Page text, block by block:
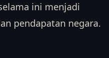
ini menjadi
pendapatan negara.